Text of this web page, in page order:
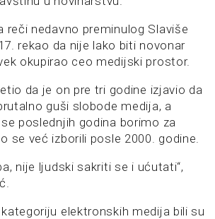
reči nedavno preminulog Slaviše
rekao da nije lako biti novonar
okupirao ceo medijski prostor.
da je on pre tri godine izjavio da
guši slobode medija, a
poslednjih godina borimo za
se već izborili posle 2000. godine.
nije ljudski sakriti se i ućutati“,
elektronskih medija bili su